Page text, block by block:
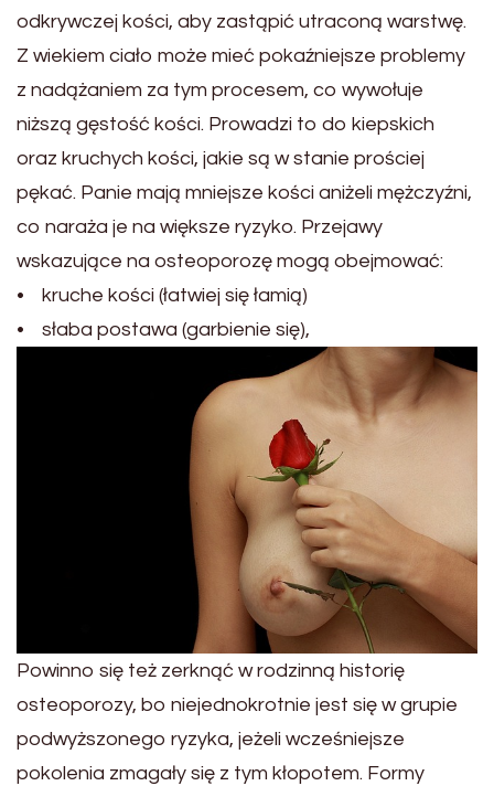
odkrywczej kości, aby zastąpić utraconą warstwę.
Z wiekiem ciało może mieć pokaźniejsze problemy
z nadążaniem za tym procesem, co wywołuje
niższą gęstość kości. Prowadzi to do kiepskich
oraz kruchych kości, jakie są w stanie prościej
pękać. Panie mają mniejsze kości aniżeli mężczyźni,
co naraża je na większe ryzyko. Przejawy
wskazujące na osteoporozę mogą obejmować:
• kruche kości (łatwiej się łamią)
• słaba postawa (garbienie się),
Powinno się też zerknąć w rodzinną historię
osteoporozy, bo niejednokrotnie jest się w grupie
podwyższonego ryzyka, jeżeli wcześniejsze
pokolenia zmagały się z tym kłopotem. Formy